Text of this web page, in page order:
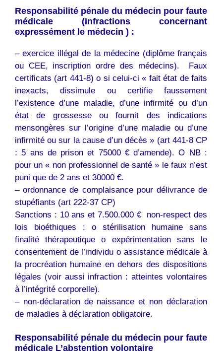
Responsabilité pénale du médecin pour faute
médicale (Infractions concernant
expressément le médecin ) :
– exercice illégal de la médecine (diplôme français
ou CEE, inscription ordre des médecins). Faux
certificats (art 441-8) o si celui-ci « fait état de faits
inexacts, dissimule ou certifie faussement
l’existence d’une maladie, d’une infirmité ou d’un
état de grossesse ou fournit des indications
mensongères sur l’origine d’une maladie ou d’une
infirmité ou sur la cause d’un décès » (art 441-8 CP
: 5 ans de prison et 75000 € d’amende). O NB :
pour un « non professionnel de santé » le faux n’est
puni que de 2 ans et 30000 €.
– ordonnance de complaisance pour délivrance de
stupéfiants (art 222-37 CP)
Sanctions : 10 ans et 7.500.000 €  non-respect des
lois bioéthiques : o stérilisation humaine sans
finalité thérapeutique o expérimentation sans le
consentement de l’individu o assistance médicale à
la procréation humaine en dehors des dispositions
légales (voir aussi infraction : atteintes volontaires
à l’intégrité corporelle).
– non-déclaration de naissance et non déclaration
de maladies à déclaration obligatoire.
Responsabilité pénale du médecin pour faute
médicale L’abstention volontaire